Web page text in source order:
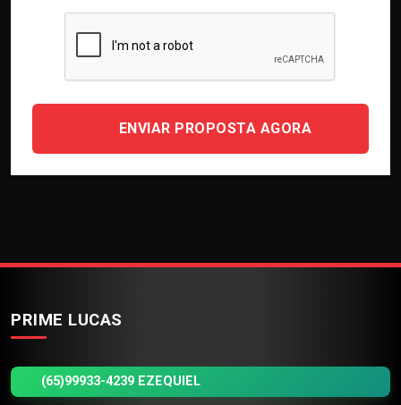
ENVIAR PROPOSTA AGORA
PRIME LUCAS
(65)99933-4239 EZEQUIEL